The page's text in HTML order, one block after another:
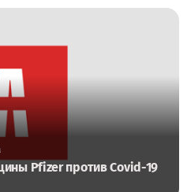
Pfizer против Covid-19